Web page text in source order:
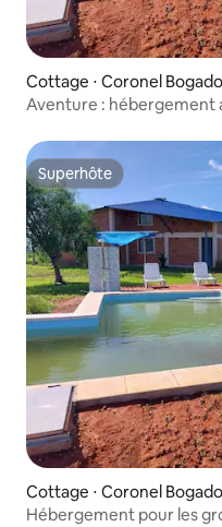
Cottage ⋅ Coronel Bogado
Aventure : hébergement
Superhôte
Superhôte
Cottage ⋅ Coronel Bogado
Hébergement pour les